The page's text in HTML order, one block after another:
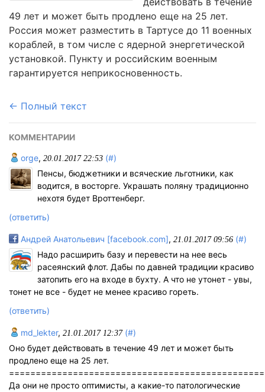
49 лет и может быть продлено еще на 25 лет.
Россия может разместить в Тартусе до 11 военных
кораблей, в том числе с ядерной энергетической
установкой. Пункту и российским военным
гарантируется неприкосновенность.
← Полный текст
КОММЕНТАРИИ
orge, 20.01.2017 22:53 (#)
Пенсы, бюджетники и всяческие льготники, как
водится, в восторге. Украшать поляну традиционно
нехотя будет Вроттенберг.
(ответить)
Андрей Анатольевич [facebook.com], 21.01.2017 09:56 (#)
Надо расширить базу и перевести на нее весь
расеянский флот. Дабы по давней традиции красиво
затопить его на входе в бухту. А что не утонет - увы,
тонет не все - будет не менее красиво гореть.
(ответить)
md_lekter, 21.01.2017 12:37 (#)
Оно будет действовать в течение 49 лет и может быть
продлено еще на 25 лет.
Да они не просто оптимисты, а какие-то патологические